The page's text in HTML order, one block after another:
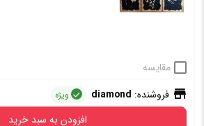
مقایسه
فروشنده: diamond ویژه
افزودن به سبد خرید